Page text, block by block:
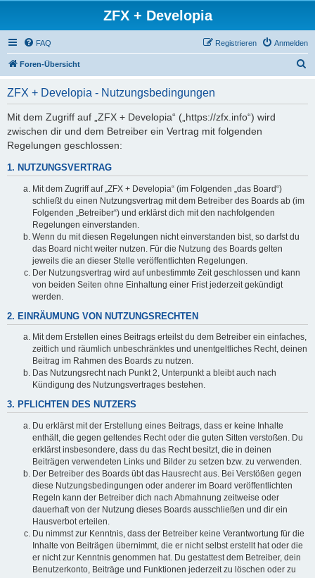
ZFX + Developia
FAQ Anmelden
Registrieren
Foren-Übersicht
ZFX + Developia - Nutzungsbedingungen
Mit dem Zugriff auf „ZFX + Developia“ („https://zfx.info“) wird
zwischen dir und dem Betreiber ein Vertrag mit folgenden
Regelungen geschlossen:
1. NUTZUNGSVERTRAG
Mit dem Zugriff auf „ZFX + Developia“ (im Folgenden „das Board“)
schließt du einen Nutzungsvertrag mit dem Betreiber des Boards ab (im
Folgenden „Betreiber“) und erklärst dich mit den nachfolgenden
Regelungen einverstanden.
Wenn du mit diesen Regelungen nicht einverstanden bist, so darfst du
das Board nicht weiter nutzen. Für die Nutzung des Boards gelten
jeweils die an dieser Stelle veröffentlichten Regelungen.
Der Nutzungsvertrag wird auf unbestimmte Zeit geschlossen und kann
von beiden Seiten ohne Einhaltung einer Frist jederzeit gekündigt
werden.
2. EINRÄUMUNG VON NUTZUNGSRECHTEN
Mit dem Erstellen eines Beitrags erteilst du dem Betreiber ein einfaches,
zeitlich und räumlich unbeschränktes und unentgeltliches Recht, deinen
Beitrag im Rahmen des Boards zu nutzen.
Das Nutzungsrecht nach Punkt 2, Unterpunkt a bleibt auch nach
Kündigung des Nutzungsvertrages bestehen.
3. PFLICHTEN DES NUTZERS
Du erklärst mit der Erstellung eines Beitrags, dass er keine Inhalte
enthält, die gegen geltendes Recht oder die guten Sitten verstoßen. Du
erklärst insbesondere, dass du das Recht besitzt, die in deinen
Beiträgen verwendeten Links und Bilder zu setzen bzw. zu verwenden.
Der Betreiber des Boards übt das Hausrecht aus. Bei Verstößen gegen
diese Nutzungsbedingungen oder anderer im Board veröffentlichten
Regeln kann der Betreiber dich nach Abmahnung zeitweise oder
dauerhaft von der Nutzung dieses Boards ausschließen und dir ein
Hausverbot erteilen.
Du nimmst zur Kenntnis, dass der Betreiber keine Verantwortung für die
Inhalte von Beiträgen übernimmt, die er nicht selbst erstellt hat oder die
er nicht zur Kenntnis genommen hat. Du gestattest dem Betreiber, dein
Benutzerkonto, Beiträge und Funktionen jederzeit zu löschen oder zu